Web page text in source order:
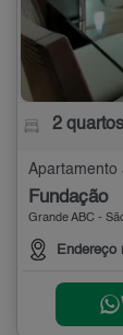
2 quartos
Apartamento
Fundação
Grande ABC -
Endereço